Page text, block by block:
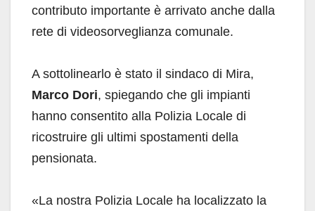
contributo importante è arrivato anche dalla
rete di videosorveglianza comunale.
A sottolinearlo è stato il sindaco di Mira,
Marco Dori, spiegando che gli impianti
hanno consentito alla Polizia Locale di
ricostruire gli ultimi spostamenti della
pensionata.
«La nostra Polizia Locale ha localizzato la